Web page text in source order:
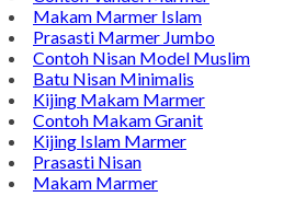
Harga Hubungi CS
Tersedia
Hubungi Kami
Kijing Makam Islam
Batu Nisan Marmer
Daftar Harga Batu Nisan
Plakat Vandel
Makam Granite Kristen